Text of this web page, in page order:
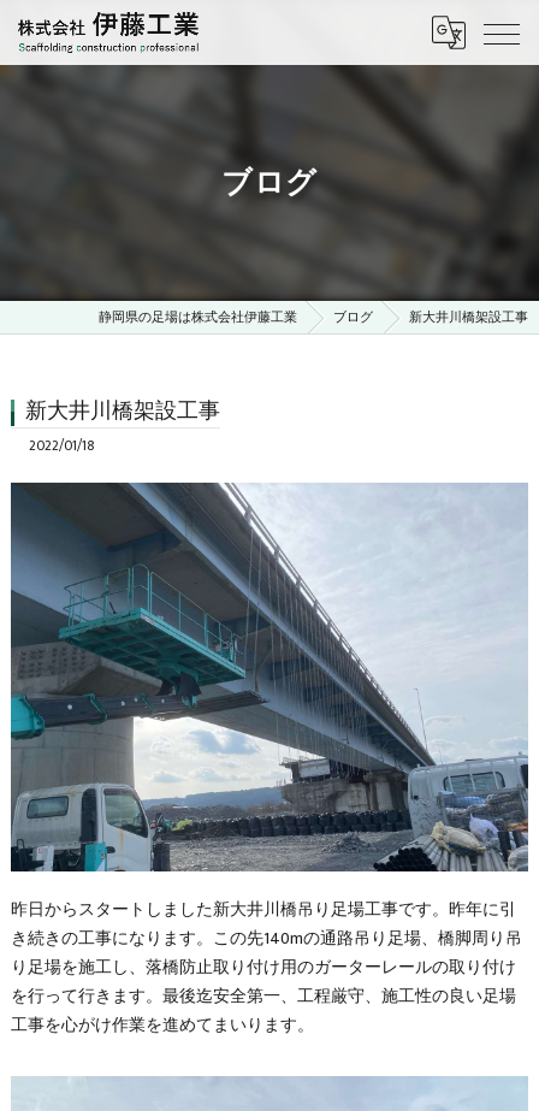
ブログ
静岡県の足場は株式会社伊藤工業 ブログ 新大井川橋架設工事
新大井川橋架設工事
2022/01/18
昨日からスタートしました新大井川橋吊り足場工事です。昨年に引
き続きの工事になります。この先140mの通路吊り足場、橋脚周り吊
り足場を施工し、落橋防止取り付け用のガーターレールの取り付け
を行って行きます。最後迄安全第一、工程厳守、施工性の良い足場
工事を心がけ作業を進めてまいります。